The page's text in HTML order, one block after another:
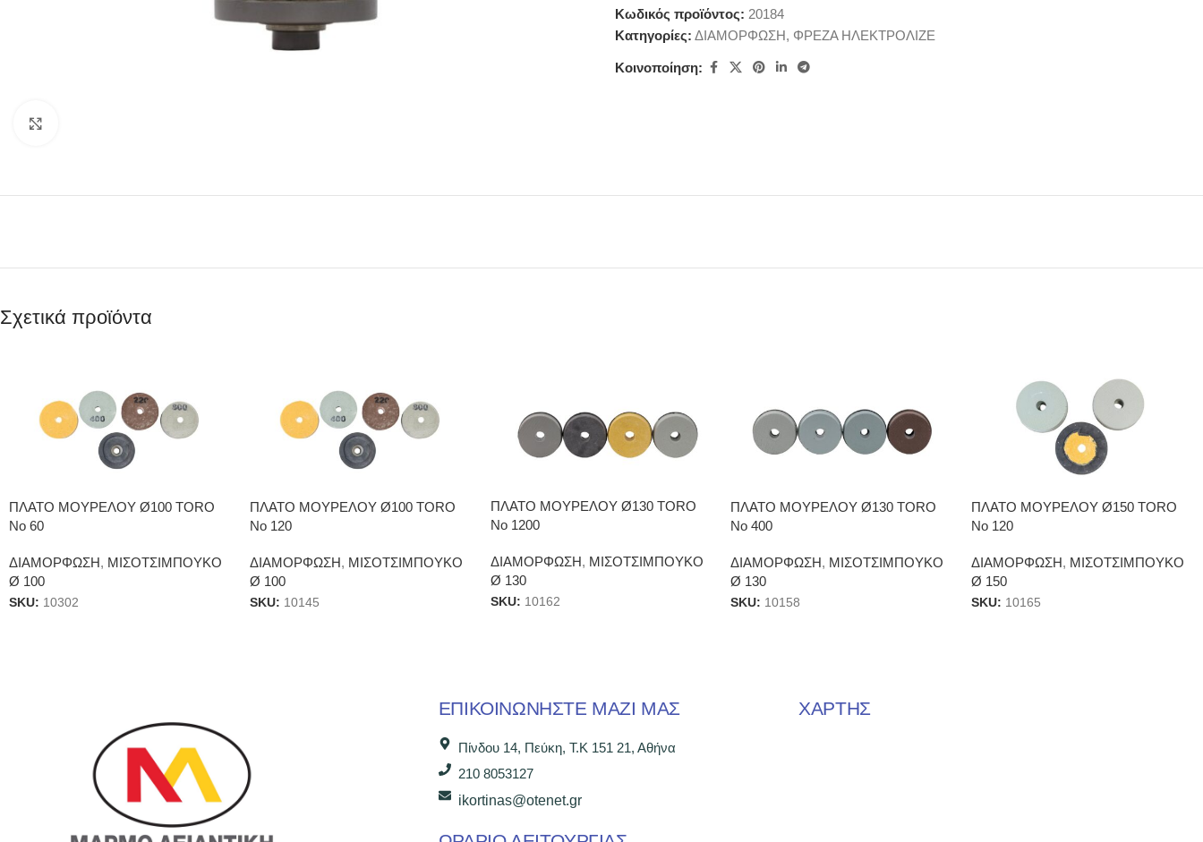
Κωδικός προϊόντος: 20184
Κατηγορίες: ΔΙΑΜΟΡΦΩΣΗ, ΦΡΕΖΑ ΗΛΕΚΤΡΟΛΙΖΕ
Κοινοποίηση:
Σχετικά προϊόντα
ΠΛΑΤΟ ΜΟΥΡΕΛΟΥ Ø100 TORO
No 60
ΔΙΑΜΟΡΦΩΣΗ, ΜΙΣΟΤΣΙΜΠΟΥΚΟ
Ø 100
SKU: 10302
ΠΛΑΤΟ ΜΟΥΡΕΛΟΥ Ø100 TORO
Νο 120
ΔΙΑΜΟΡΦΩΣΗ, ΜΙΣΟΤΣΙΜΠΟΥΚΟ
Ø 100
SKU: 10145
ΠΛΑΤΟ ΜΟΥΡΕΛΟΥ Ø130 TORO
No 1200
ΔΙΑΜΟΡΦΩΣΗ, ΜΙΣΟΤΣΙΜΠΟΥΚΟ
Ø 130
SKU: 10162
ΠΛΑΤΟ ΜΟΥΡΕΛΟΥ Ø130 TORO
No 400
ΔΙΑΜΟΡΦΩΣΗ, ΜΙΣΟΤΣΙΜΠΟΥΚΟ
Ø 130
SKU: 10158
ΠΛΑΤΟ ΜΟΥΡΕΛΟΥ Ø150 TORO
Νο 120
ΔΙΑΜΟΡΦΩΣΗ, ΜΙΣΟΤΣΙΜΠΟΥΚΟ
Ø 150
SKU: 10165
ΕΠΙΚΟΙΝΩΝΉΣΤΕ ΜΑΖΊ ΜΑΣ
Πίνδου 14, Πεύκη, Τ.Κ 151 21, Αθήνα
210 8053127
ikortinas@otenet.gr
ΧΑΡΤΗΣ